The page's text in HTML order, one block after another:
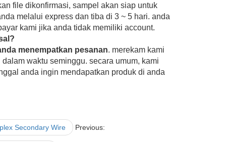
file dikonfirmasi, sampel akan siap untuk
melalui express dan tiba di 3 ~ 5 hari. anda
kami jika anda tidak memiliki account.
menempatkan pesanan. merekam kami
waktu seminggu. secara umum, kami
anda ingin mendapatkan produk di anda
Secondary Wire Previous: